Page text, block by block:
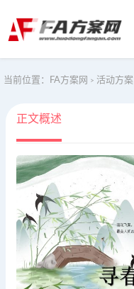
当前位置： FA方案网 > 活动方案
正文概述